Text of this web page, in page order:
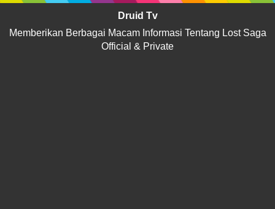
Druid Tv
Memberikan Berbagai Macam Informasi Tentang Lost Saga
Official & Private